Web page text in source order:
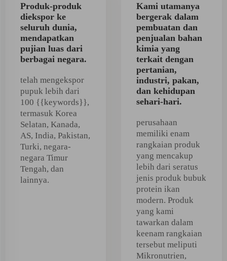
Produk-produk
diekspor ke
seluruh dunia,
mendapatkan
pujian luas dari
berbagai negara.
telah mengekspor
pupuk lebih dari
100 {{keywords}},
termasuk Korea
Selatan, Kanada,
AS, India, Pakistan,
Turki, negara-
negara Timur
Tengah, dan
lainnya.
Kami utamanya
bergerak dalam
pembuatan dan
penjualan bahan
kimia yang
terkait dengan
pertanian,
industri, pakan,
dan kehidupan
sehari-hari.
perusahaan
memiliki enam
rangkaian produk
yang mencakup
lebih dari seratus
jenis produk bubuk
protein ikan
modern. Produk
yang kami
tawarkan dalam
keenam rangkaian
tersebut meliputi
Mikronutrien,